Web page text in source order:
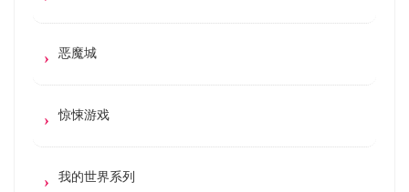
恶魔城
惊悚游戏
我的世界系列